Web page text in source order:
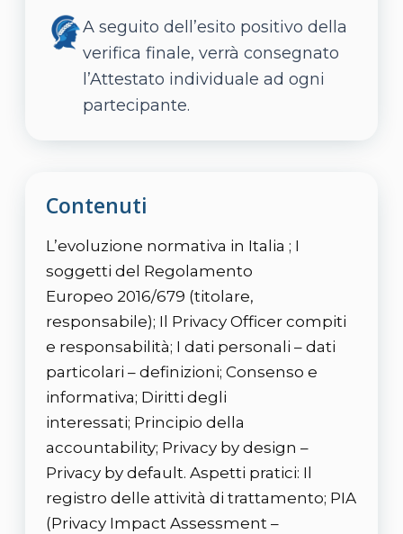
A seguito dell’esito positivo della
verifica finale, verrà consegnato
l’Attestato individuale ad ogni
partecipante.
Contenuti
L’evoluzione normativa in Italia ; I
soggetti del Regolamento
Europeo 2016/679 (titolare,
responsabile); Il Privacy Officer compiti
e responsabilità; I dati personali – dati
particolari – definizioni; Consenso e
informativa; Diritti degli
interessati; Principio della
accountability; Privacy by design –
Privacy by default. Aspetti pratici: Il
registro delle attività di trattamento; PIA
(Privacy Impact Assessment –